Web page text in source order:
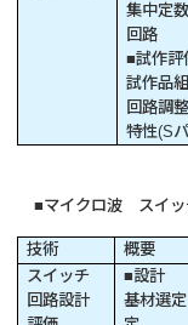
集中定
回路
■試作評
試作品
回路調
特性(S
■マイクロ波 スイッ
技術 概要
スイッチ
回路設計
■設計
基材選